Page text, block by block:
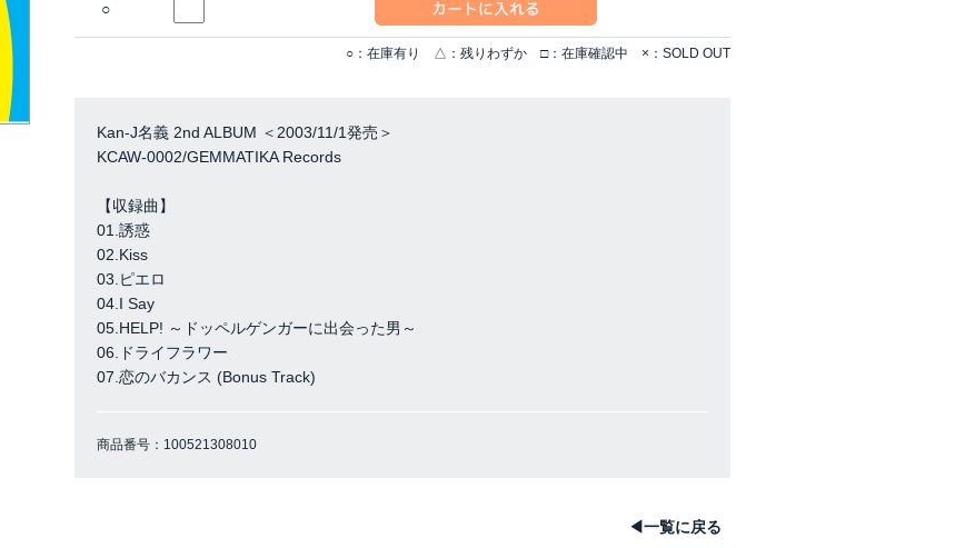
○
○：在庫有り △：残りわずか □：在庫確認中 ×：SOLD OUT
Kan-J名義 2nd ALBUM ＜2003/11/1発売＞
KCAW-0002/GEMMATIKA Records
【収録曲】
01.誘惑
02.Kiss
03.ピエロ
04.I Say
05.HELP! ～ドッペルゲンガーに出会った男～
06.ドライフラワー
07.恋のバカンス (Bonus Track)
商品番号： 100521308010
◀一覧に戻る